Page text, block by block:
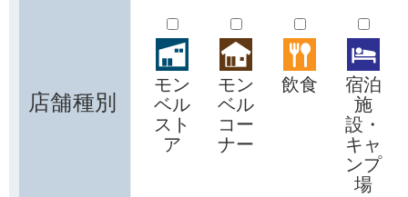
店舗種別
モン
ベル
スト
ア
モン
ベル
コー
ナー
飲食 宿泊
施
設・
キャ
ンプ
場